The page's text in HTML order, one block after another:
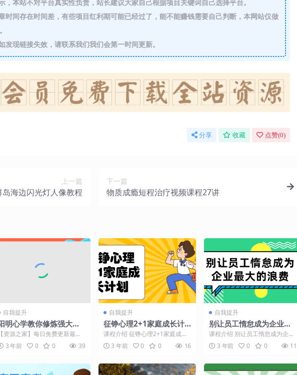
本站不对平台真实性负责，站长建议大家自己根据项目关键词自己选择平台。
时间存在时间差，有些项目红利期可能已经过了，能不能赚钱需要自己判断，本网站仅做
现链接失效，请联系我们我们会第一时间更新。
分享 收藏 点赞(0)
上一篇
岛海边闪光灯人像教程
下一篇
物质成瘾短程治疗视频课程27讲
自我提升
明心学教你修炼强大内
心
【资源之家】每日免费更新最热
的副业项目资源 课程介绍 此课
将引导学员探索阳明...
3 年前 0 0 39
自我提升
征铮心理2+1家庭成长计
划
课程介绍 征铮心理2+1家庭成长
计划，是为家庭提供的一套全方
位的成长课程。该计划...
3 年前 0 0 16
自我提升
别让员工惰怠成为企业最
大的浪费
课程介绍 别让员工惰怠成为企业
最大的浪费，5大激励工具即学即
用即有效，1套即学即...
3 年前 0 0 11